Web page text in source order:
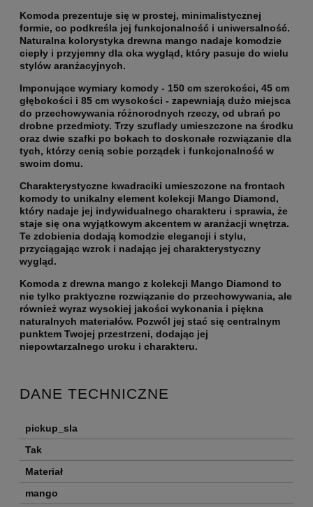
Komoda prezentuje się w prostej, minimalistycznej
formie, co podkreśla jej funkcjonalność i uniwersalność.
Naturalna kolorystyka drewna mango nadaje komodzie
ciepły i przyjemny dla oka wygląd, który pasuje do wielu
stylów aranżacyjnych.
Imponujące wymiary komody - 150 cm szerokości, 45 cm
głębokości i 85 cm wysokości - zapewniają dużo miejsca
do przechowywania różnorodnych rzeczy, od ubrań po
drobne przedmioty. Trzy szuflady umieszczone na środku
oraz dwie szafki po bokach to doskonałe rozwiązanie dla
tych, którzy cenią sobie porządek i funkcjonalność w
swoim domu.
Charakterystyczne kwadraciki umieszczone na frontach
komody to unikalny element kolekcji Mango Diamond,
który nadaje jej indywidualnego charakteru i sprawia, że
staje się ona wyjątkowym akcentem w aranżacji wnętrza.
Te zdobienia dodają komodzie elegancji i stylu,
przyciągając wzrok i nadając jej charakterystyczny
wygląd.
Komoda z drewna mango z kolekcji Mango Diamond to
nie tylko praktyczne rozwiązanie do przechowywania, ale
również wyraz wysokiej jakości wykonania i piękna
naturalnych materiałów. Pozwól jej stać się centralnym
punktem Twojej przestrzeni, dodając jej
niepowtarzalnego uroku i charakteru.
DANE TECHNICZNE
pickup_sla
Tak
Materiał
mango